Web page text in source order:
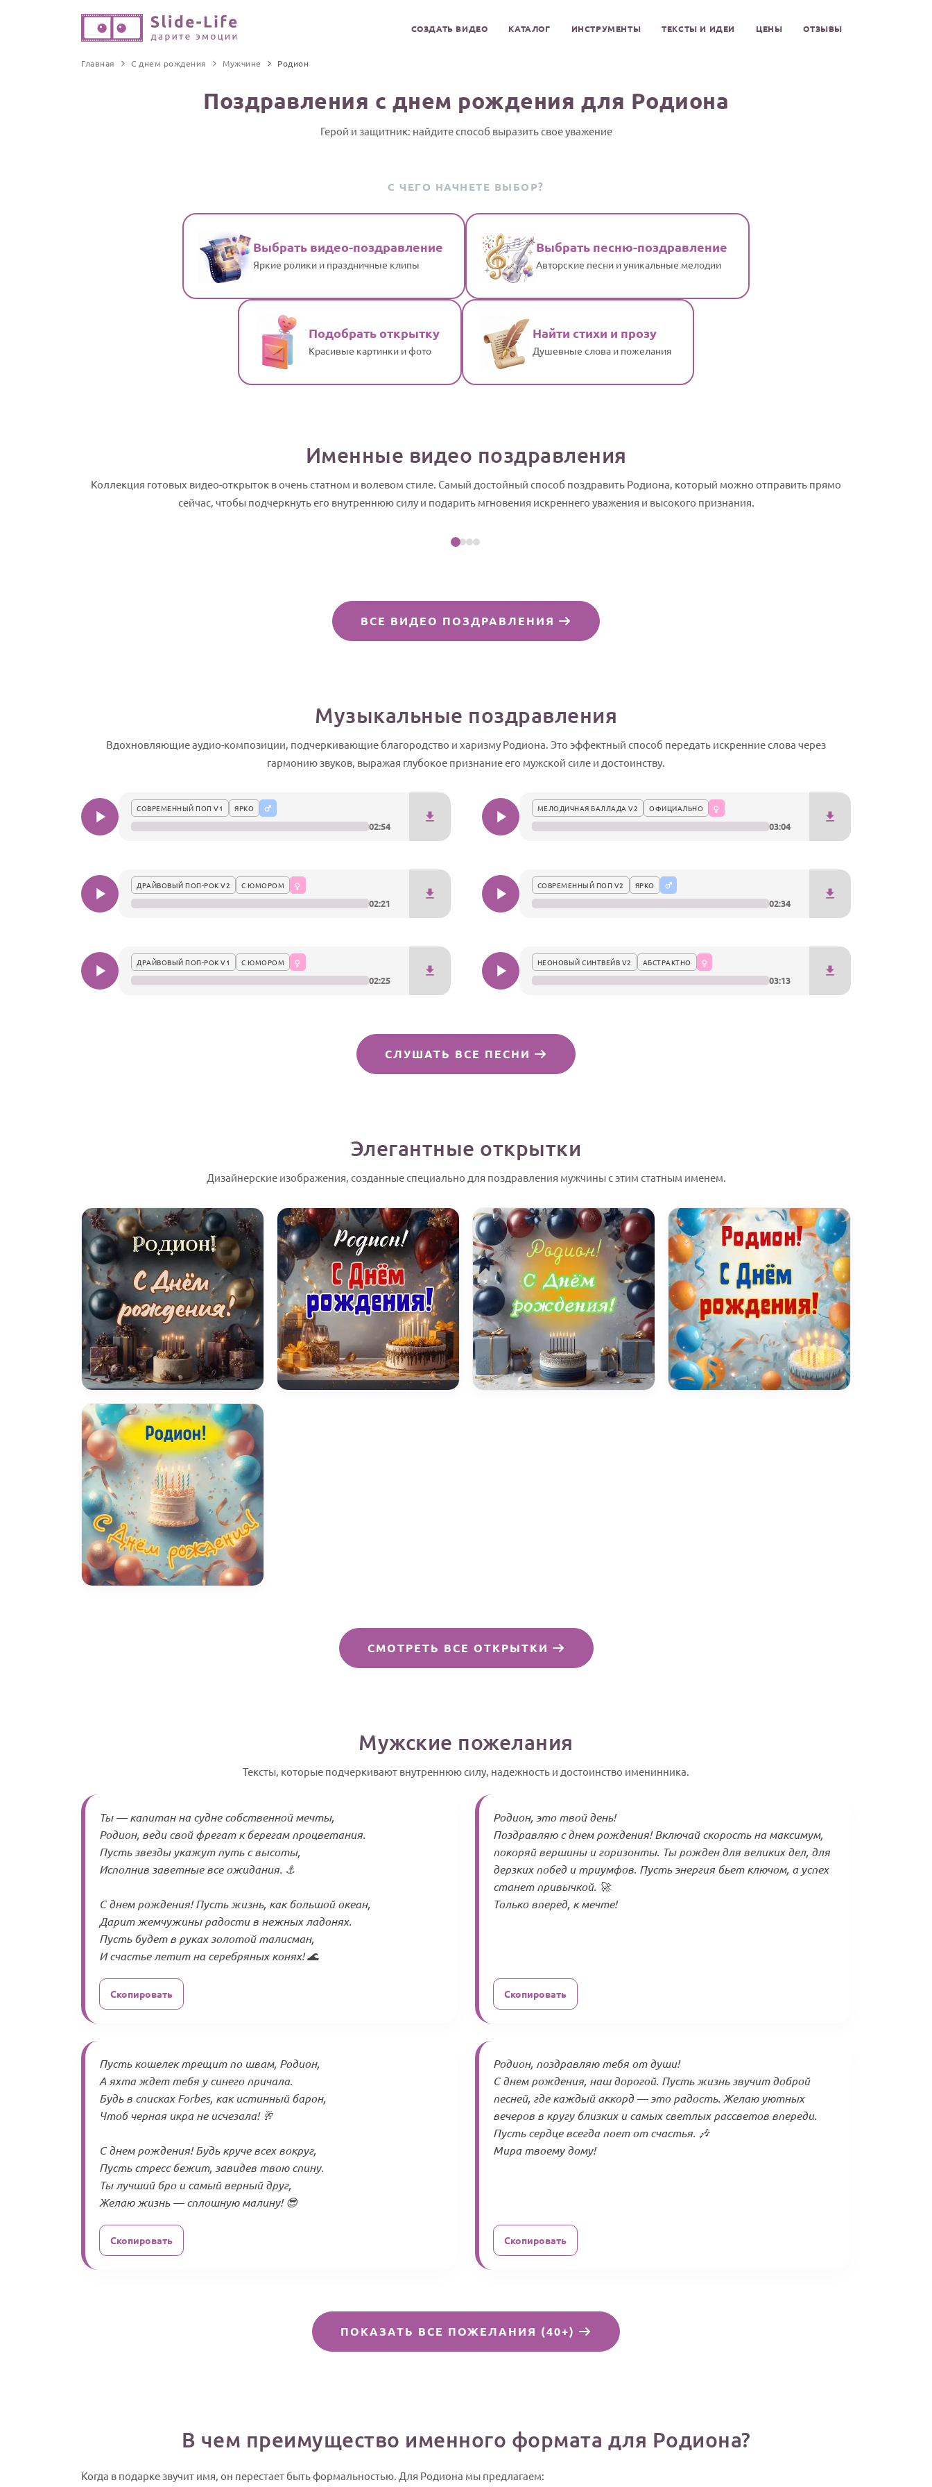
СОЗДАТЬ ВИДЕО КАТАЛОГ ИНСТРУМЕНТЫ ТЕКСТЫ И ИДЕИ ЦЕНЫ ОТЗЫВЫ
Главная С днем рождения Мужчине Родион
Поздравления с днем рождения для Родиона
Герой и защитник: найдите способ выразить свое уважение
С ЧЕГО НАЧНЕТЕ ВЫБОР?
Выбрать видео-поздравление
Яркие ролики и праздничные клипы
Выбрать песню-поздравление
Авторские песни и уникальные мелодии
Подобрать открытку
Красивые картинки и фото
Найти стихи и прозу
Душевные слова и пожелания
Именные видео поздравления
Коллекция готовых видео-открыток в очень статном и волевом стиле. Самый достойный способ поздравить Родиона, который можно отправить прямо
сейчас, чтобы подчеркнуть его внутреннюю силу и подарить мгновения искреннего уважения и высокого признания.
Посмотреть пример
ВСЕ ВИДЕО ПОЗДРАВЛЕНИЯ
Музыкальные поздравления
Вдохновляющие аудио-композиции, подчеркивающие благородство и харизму Родиона. Это эффектный способ передать искренние слова через
гармонию звуков, выражая глубокое признание его мужской силе и достоинству.
СОВРЕМЕННЫЙ ПОП V1 ЯРКО
02:54
МЕЛОДИЧНАЯ БАЛЛАДА V2 ОФИЦИАЛЬНО
03:04
ДРАЙВОВЫЙ ПОП-РОК V2 С ЮМОРОМ
02:21
СОВРЕМЕННЫЙ ПОП V2 ЯРКО
02:34
ДРАЙВОВЫЙ ПОП-РОК V1 С ЮМОРОМ
02:25
НЕОНОВЫЙ СИНТВЕЙВ V2 АБСТРАКТНО
03:13
СЛУШАТЬ ВСЕ ПЕСНИ
Элегантные открытки
Дизайнерские изображения, созданные специально для поздравления мужчины с этим статным именем.
СМОТРЕТЬ ВСЕ ОТКРЫТКИ
Мужские пожелания
Тексты, которые подчеркивают внутреннюю силу, надежность и достоинство именинника.
Ты — капитан на судне собственной мечты,
Родион, веди свой фрегат к берегам процветания.
Пусть звезды укажут путь с высоты,
Исполнив заветные все ожидания. ⚓️
С днем рождения! Пусть жизнь, как большой океан,
Дарит жемчужины радости в нежных ладонях.
Пусть будет в руках золотой талисман,
И счастье летит на серебряных конях! 🌊
Скопировать
Родион, это твой день!
Поздравляю с днем рождения! Включай скорость на максимум,
покоряй вершины и горизонты. Ты рожден для великих дел, для
дерзких побед и триумфов. Пусть энергия бьет ключом, а успех
станет привычкой. 🚀
Только вперед, к мечте!
Скопировать
Пусть кошелек трещит по швам, Родион,
А яхта ждет тебя у синего причала.
Будь в списках Forbes, как истинный барон,
Чтоб черная икра не исчезала! 🥂
С днем рождения! Будь круче всех вокруг,
Пусть стресс бежит, завидев твою спину.
Ты лучший бро и самый верный друг,
Желаю жизнь — сплошную малину! 😎
Скопировать
Родион, поздравляю тебя от души!
С днем рождения, наш дорогой. Пусть жизнь звучит доброй
песней, где каждый аккорд — это радость. Желаю уютных
вечеров в кругу близких и самых светлых рассветов впереди.
Пусть сердце всегда поет от счастья. 🎶
Мира твоему дому!
Скопировать
ПОКАЗАТЬ ВСЕ ПОЖЕЛАНИЯ (40+)
В чем преимущество именного формата для Родиона?
Когда в подарке звучит имя, он перестает быть формальностью. Для Родиона мы предлагаем: